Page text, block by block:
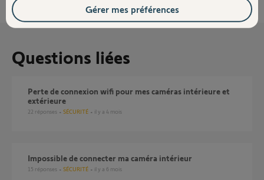
Questions liées
Perte de connexion wifi pour mes caméras intérieure et
extérieure
22 réponses SÉCURITÉ il y a 4 mois
Impossible de connecter ma caméra intérieur
15 réponses SÉCURITÉ il y a 6 mois
Gérer mes préférences